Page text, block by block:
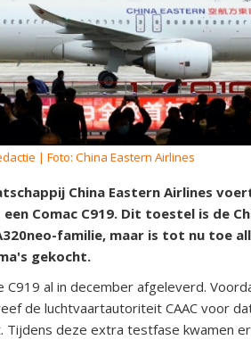
| Foto: China Eastern Airlines
China Eastern Airlines
Comac C919. Dit toestel is de
familie, maar is tot nu toe
gekocht.
C919 al in december afgeleverd.
de luchtvaartautoriteit CAAC voor
Tijdens deze extra testfase kwamen